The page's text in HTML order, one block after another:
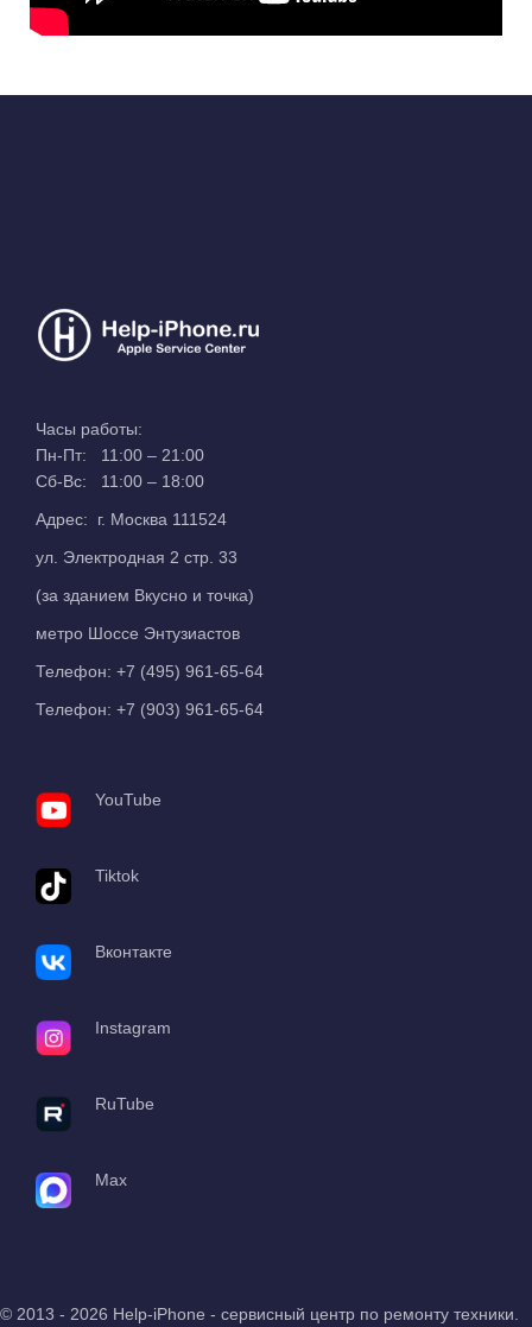
Часы работы:
Пн-Пт: 11:00 – 21:00
Сб-Вс: 11:00 – 18:00
Адрес: г. Москва 111524
ул. Электродная 2 стр. 33
(за зданием Вкусно и точка)
метро Шоссе Энтузиастов
Телефон: +7 (495) 961-65-64
Телефон: +7 (903) 961-65-64
YouTube
Tiktok
Вконтакте
Instagram
RuTube
Max
© 2013 - 2026 Help-iPhone - сервисный центр по ремонту техники.